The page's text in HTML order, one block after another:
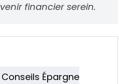
financier serein.
Conseils Épargne